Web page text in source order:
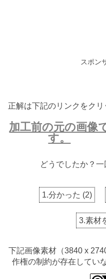
スポン
正解は下記のリンクをク
加工前の元の画像
す。
どうでしたか？
1.分かった (2)
3.素材
下記画像素材（3840 x
作権の制約が存在してい